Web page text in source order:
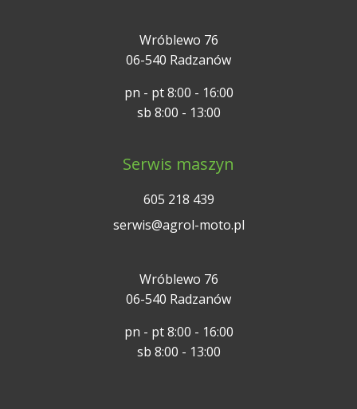
Wróblewo 76
06-540 Radzanów
pn - pt 8:00 - 16:00
sb 8:00 - 13:00
Serwis maszyn
605 218 439
serwis@agrol-moto.pl
Wróblewo 76
06-540 Radzanów
pn - pt 8:00 - 16:00
sb 8:00 - 13:00